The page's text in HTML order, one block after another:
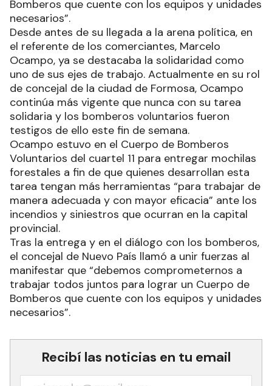
Bomberos que cuente con los equipos y unidades
necesarios”.
Desde antes de su llegada a la arena política, en
el referente de los comerciantes, Marcelo
Ocampo, ya se destacaba la solidaridad como
uno de sus ejes de trabajo. Actualmente en su rol
de concejal de la ciudad de Formosa, Ocampo
continúa más vigente que nunca con su tarea
solidaria y los bomberos voluntarios fueron
testigos de ello este fin de semana.
Ocampo estuvo en el Cuerpo de Bomberos
Voluntarios del cuartel 11 para entregar mochilas
forestales a fin de que quienes desarrollan esta
tarea tengan más herramientas “para trabajar de
manera adecuada y con mayor eficacia” ante los
incendios y siniestros que ocurran en la capital
provincial.
Tras la entrega y en el diálogo con los bomberos,
el concejal de Nuevo País llamó a unir fuerzas al
manifestar que “debemos comprometernos a
trabajar todos juntos para lograr un Cuerpo de
Bomberos que cuente con los equipos y unidades
necesarios”.
Recibí las noticias en tu email